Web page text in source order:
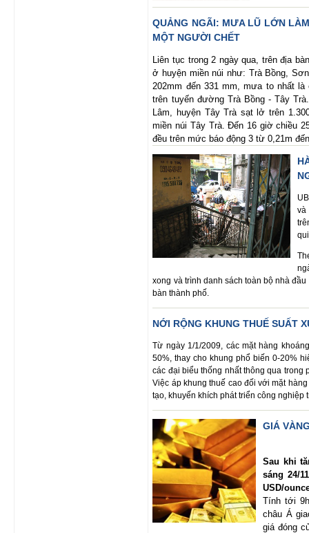
QUẢNG NGÃI: MƯA LŨ LỚN
MỘT NGƯỜI CHẾT
Liên tục trong 2 ngày qua, trên địa
ở huyện miền núi như: Trà Bồng,
202mm đến 331 mm, mưa to nhất
trên tuyến đường Trà Bồng - Tây
Lâm, huyện Tây Trà sạt lở trên
miền núi Tây Trà. Đến 16 giờ chiều
đều trên mức báo động 3 từ 0,21m
và
xong và trình danh sách toàn bộ nhà
bàn thành phố.
NỚI RỘNG KHUNG THUẾ SUẤT
Từ ngày 1/1/2009, các mặt hàng
50%, thay cho khung phổ biến 0-20%
các đại biểu thống nhất thông qua trong
Việc áp khung thuế cao đối với mặt
tạo, khuyến khích phát triển công nghiệp
GIÁ
Sau khi
sáng 24/
USD/
Tính tới
châu Á
giá đóng